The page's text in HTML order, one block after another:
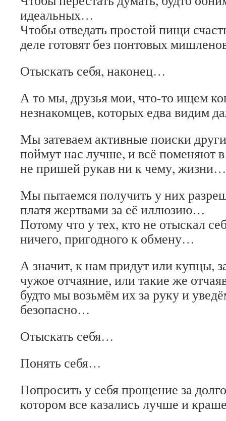
идеальных…
Чтобы отведать простой пищи
деле готовят без понтовых
Отыскать себя, наконец…
А то мы, друзья мои, что-то ищем
незнакомцев, которых едва видим
Мы затеваем активные поиски
поймут нас лучше, и всё поменяют
не пришей рукав ни к чему, жизни…
Мы пытаемся получить у них
платя жертвами за её иллюзию…
Потому что у тех, кто не отыскал
ничего, пригодного к обмену…
А значит, к нам придут или купцы,
чужое отчаяние, или такие же
будто мы возьмём их за руку и
безопасно…
Отыскать себя…
Понять себя…
Попросить у себя прощение за
котором все казались лучше и